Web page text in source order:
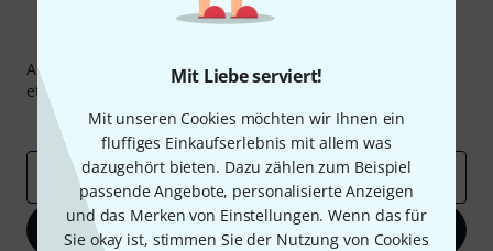
Mit Liebe serviert!
Mit unseren Cookies möchten wir Ihnen ein
fluffiges Einkaufserlebnis mit allem was
dazugehört bieten. Dazu zählen zum Beispiel
passende Angebote, personalisierte Anzeigen
und das Merken von Einstellungen. Wenn das für
Sie okay ist, stimmen Sie der Nutzung von Cookies
Abonniere den Thomann Newsletter und gewinne mit
etwas Glück einen von
Inspirierende Beiträge
Deals Thomann Insights
E-Mail-Adresse*
Jetzt anmelden